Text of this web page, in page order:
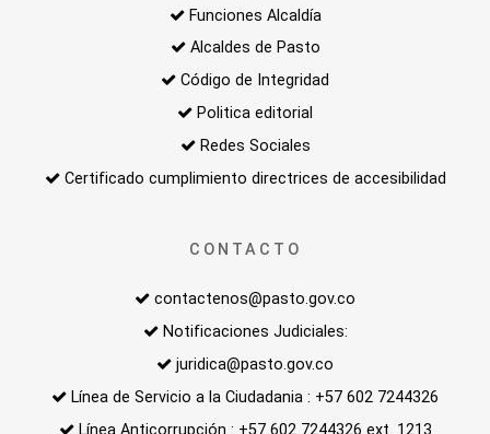
Funciones Alcaldía
Alcaldes de Pasto
Código de Integridad
Politica editorial
Redes Sociales
Certificado cumplimiento directrices de accesibilidad
CONTACTO
contactenos@pasto.gov.co
Notificaciones Judiciales:
juridica@pasto.gov.co
Línea de Servicio a la Ciudadania : +57 602 7244326
Línea Anticorrupción : +57 602 7244326 ext. 1213